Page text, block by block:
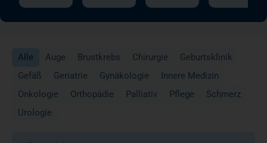
Karriere
Newsroom
Alle Auge Brustkrebs Chirurgie
Geburtsklinik
Gefäß
Geriatrie Gynäkologie
Innere Medizin
Onkologie
Orthopädie Palliativ Pflege
Schmerz
Urologie